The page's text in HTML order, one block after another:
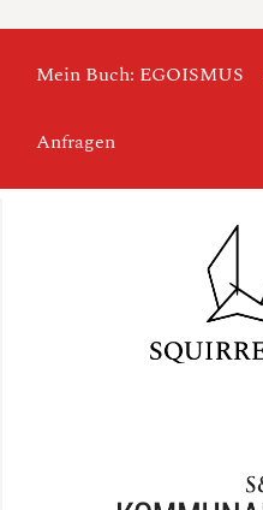
Mein Buch: EGOISMUS
Anfragen